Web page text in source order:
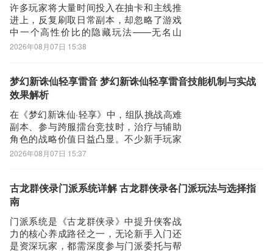
许多玩家将大量时间投入在抽卡和主线推
进上，反复刷取日常副本，却忽略了游戏
中一个高性价比的隐藏玩法——无名山
洞。该秘境无需充值即可进入，不仅承载
降低角色培养门槛。下面为大家详细梳理
进入路径与高效探索方法。开启无名山洞
2026年08月07日 15:38
梦幻新诛仙轻享雷音 梦幻新诛仙轻享雷音技能机制与实战
效果解析
在《梦幻新诛仙·轻享》中，组队挑战高难
副本、参与跨服擂台竞技时，治疗与辅助
角色的战略价值日益凸显。不少新手玩家
初入游戏便关注“雷音”职业的实战表现——
厘清其所属门派与定位：雷音是天音寺门
下两大核心流派之一，以电系功法为根
2026年08月07日 15:37
古龙群侠录门派系统详解 古龙群侠录各门派玩法与选择指
南
门派系统是《古龙群侠录》中提升侠客战
力的核心养成路径之一，无论新手入门还
是资深玩家，都需深度参与门派委托与帮